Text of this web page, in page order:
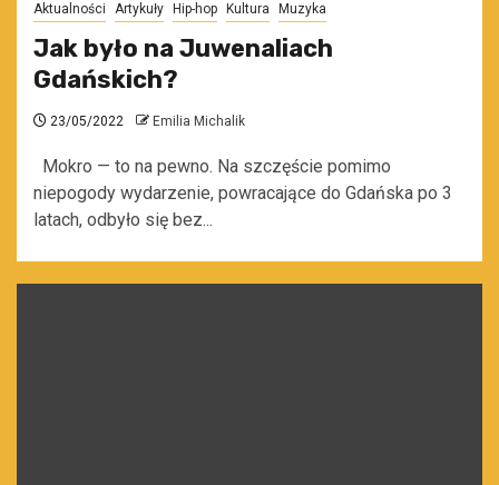
Aktualności Artykuły Hip-hop Kultura Muzyka
Jak było na Juwenaliach
Gdańskich?
23/05/2022 Emilia Michalik
Mokro — to na pewno. Na szczęście pomimo
niepogody wydarzenie, powracające do Gdańska po 3
latach, odbyło się bez...